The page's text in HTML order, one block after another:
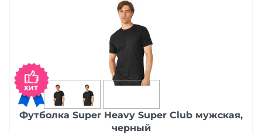
Футболка Super Heavy Super Club мужская,
черный